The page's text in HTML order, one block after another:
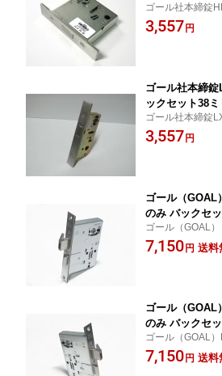
D☆GOAL ゴー
補修 交換 部品
ゴール社本締錠
セット64ミリ
3,557 円
ゴール社本締
ックセット38
XD☆GOAL ゴ
理 補修 交換 部
ゴール社本締錠
クセット38ミリ
3,557 円
ゴール（GOAL
のみ バックセ
GOAL ゴー
☆玄関 ドア 扉
ゴール（GOAL）
バックセット 64
7,150 円 送料
ゴール（GOAL
のみ バックセ
GOAL ゴール
☆玄関 ドア 扉
ゴール（GOAL
バックセット64
7,150 円 送料